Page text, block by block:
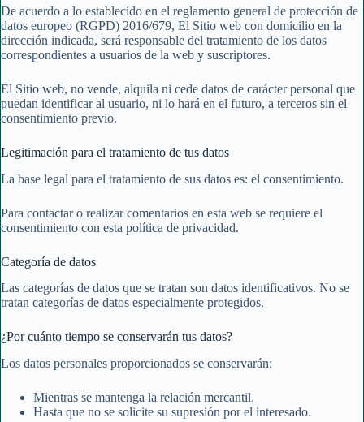
De acuerdo a lo establecido en el reglamento general de protección de
datos europeo (RGPD) 2016/679, El Sitio web con domicilio en la
dirección indicada, será responsable del tratamiento de los datos
correspondientes a usuarios de la web y suscriptores.
El Sitio web, no vende, alquila ni cede datos de carácter personal que
puedan identificar al usuario, ni lo hará en el futuro, a terceros sin el
consentimiento previo.
Legitimación para el tratamiento de tus datos
La base legal para el tratamiento de sus datos es: el consentimiento.
Para contactar o realizar comentarios en esta web se requiere el
consentimiento con esta política de privacidad.
Categoría de datos
Las categorías de datos que se tratan son datos identificativos. No se
tratan categorías de datos especialmente protegidos.
¿Por cuánto tiempo se conservarán tus datos?
Los datos personales proporcionados se conservarán:
Mientras se mantenga la relación mercantil.
Hasta que no se solicite su supresión por el interesado.